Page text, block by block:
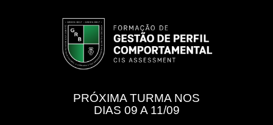
PRÓXIMA TURMA NOS
DIAS 09 A 11/09